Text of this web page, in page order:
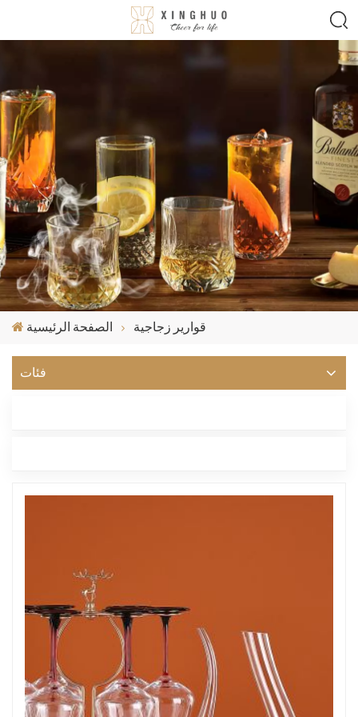
الصفحة الرئيسية قوارير زجاجية
فئات